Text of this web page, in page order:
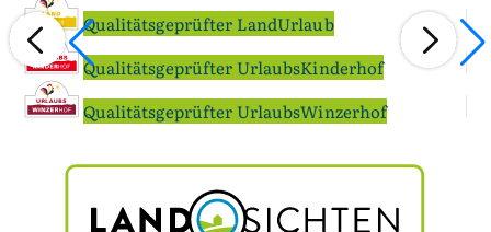
Qualitätsgeprüfter LandUrlaub
Qualitätsgeprüfter UrlaubsKinderhof
Qualitätsgeprüfter UrlaubsWinzerhof